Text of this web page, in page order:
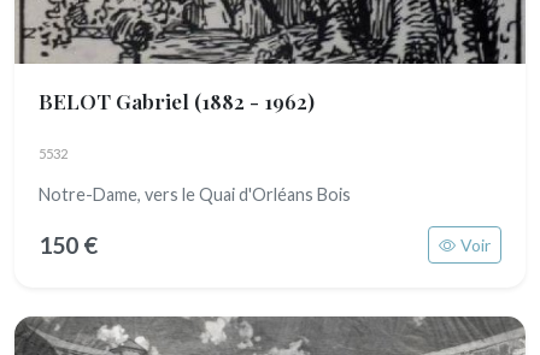
BELOT Gabriel (1882 - 1962)
5532
Notre-Dame, vers le Quai d'Orléans Bois
150 € Voir